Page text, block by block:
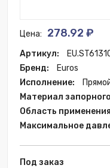
Цена: 278.92 ₽
Артикул:
Бренд:
Euros
Исполнение:
Материал
Область
Максимальное
Под заказ